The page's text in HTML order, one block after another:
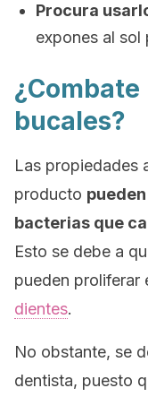
Procura
expones al sol
bucales?
Las propiedades
producto
bacterias que
Esto se debe a
pueden proliferar
dientes.
No obstante, se
dentista, puesto